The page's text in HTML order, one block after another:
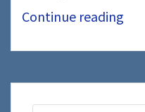
Continue reading